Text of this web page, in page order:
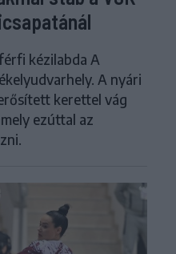
kézilabda A
A nyári
kerettel vág
ezúttal az